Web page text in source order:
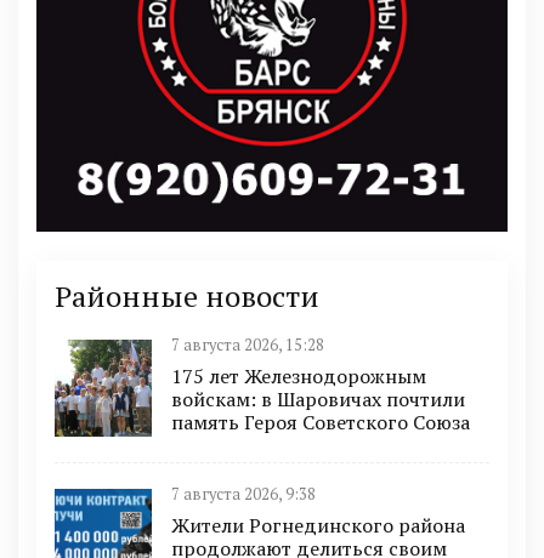
Районные новости
7 августа 2026, 15:28
175 лет Железнодорожным
войскам: в Шаровичах почтили
память Героя Советского Союза
7 августа 2026, 9:38
Жители Рогнединского района
продолжают делиться своим